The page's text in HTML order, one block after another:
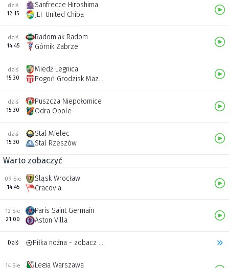
dziś
12:15
Sanfrecce Hiroshima
JEF United Chiba
dziś
14:45
Radomiak Radom
Górnik Zabrze
dziś
15:30
Miedź Legnica
Pogoń Grodzisk Mazowiecki
dziś
15:30
Puszcza Niepołomice
Odra Opole
dziś
15:30
Stal Mielec
Stal Rzeszów
Warto zobaczyć
09 Sie
14:45
Śląsk Wrocław
Cracovia
12 Sie
21:00
Paris Saint Germain
Aston Villa
Dziś Piłka nożna - zobacz inne transmisje
14 Sie
Legia Warszawa